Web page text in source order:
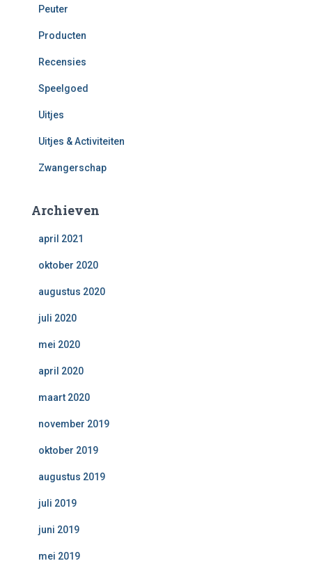
Peuter
Producten
Recensies
Speelgoed
Uitjes
Uitjes & Activiteiten
Zwangerschap
Archieven
april 2021
oktober 2020
augustus 2020
juli 2020
mei 2020
april 2020
maart 2020
november 2019
oktober 2019
augustus 2019
juli 2019
juni 2019
mei 2019